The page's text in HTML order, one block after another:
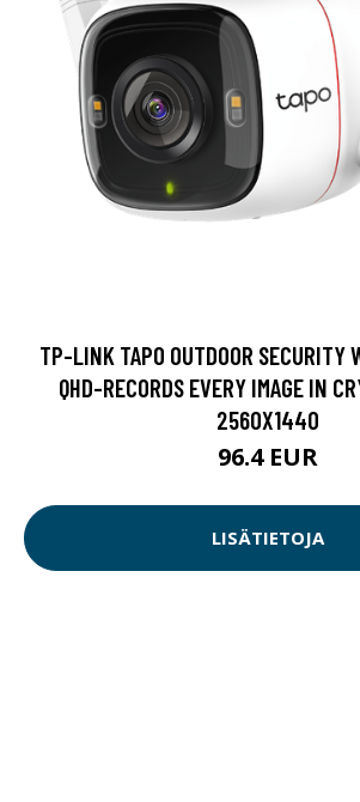
TP-LINK TAPO OUTDOOR SECURITY
QHD-RECORDS EVERY IMAGE IN
2560X1440
96.4 EUR
LISÄTIETOJA